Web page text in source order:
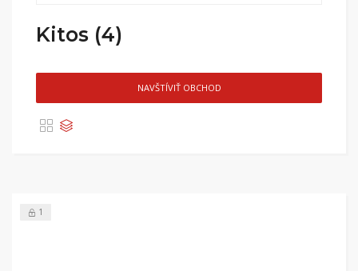
Kitos (4)
NAVŠTÍVIŤ OBCHOD
1